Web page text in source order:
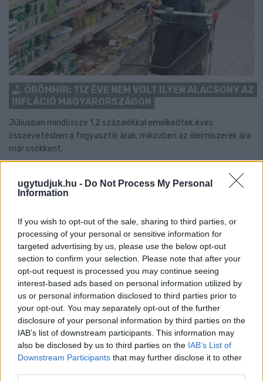
ugytudjuk.hu - Do Not Process My Personal
Information
If you wish to opt-out of the sale, sharing to third parties, or
processing of your personal or sensitive information for
targeted advertising by us, please use the below opt-out
section to confirm your selection. Please note that after your
opt-out request is processed you may continue seeing
interest-based ads based on personal information utilized by
us or personal information disclosed to third parties prior to
your opt-out. You may separately opt-out of the further
disclosure of your personal information by third parties on the
IAB’s list of downstream participants. This information may
also be disclosed by us to third parties on the IAB’s List of
Downstream Participants that may further disclose it to other
ÖRÖMHÍR: TÍZ ÉVE NEM VOLT ILYEN ALACSONY AZ
INFLÁCIÓ MAGYARORSZÁGON
Júliusban mindössze 1,2 százalékkal emelkedtek éves
összevetésben a fogyasztói árak, miközben az élelmiszerek ára
már csökkent.